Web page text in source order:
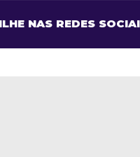
NAS REDES